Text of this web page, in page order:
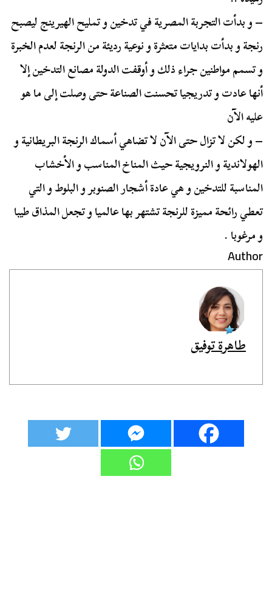
– و بدأت التجربة المصرية في تدخين و تمليح الهيرينج ليصبح
رنجة و بدأت بدايات متعثرة و نوعية رديئة من الرنجة لعدم الخبرة
و تسمم مواطنين جراء ذلك و أوقفت الدولة مصانع التدخين إلا
أنها عادت و تدريجيا تحسنت الصناعة حتى وصلت إلى ما هو
عليه الآن
– و لكن لا تزال حتى الآن لا تضاهي أسماك الرنجة البريطانية و
الهولاندية و النرويجية حيث المناخ المناسب و الأخشاب
المناسبة للتدخين و هي عادة أشجار الصنوبر و البلوط و التي
تعطي رائحة مميزة للرنجة تشتهر بها عالميا و تجعل المذاق طيبا
و مرغوبا .
Author
طاهرة توفيق